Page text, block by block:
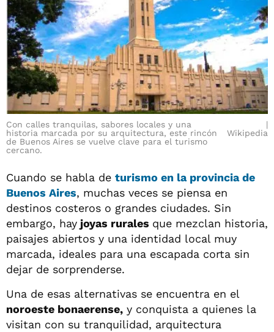
Con calles tranquilas, sabores locales y una
historia marcada por su arquitectura, este rincón
de Buenos Aires se vuelve clave para el turismo
cercano.
Wikipedia
Cuando se habla de turismo en la provincia de
Buenos Aires, muchas veces se piensa en
destinos costeros o grandes ciudades. Sin
embargo, hay joyas rurales que mezclan historia,
paisajes abiertos y una identidad local muy
marcada, ideales para una escapada corta sin
dejar de sorprenderse.
Una de esas alternativas se encuentra en el
noroeste bonaerense, y conquista a quienes la
visitan con su tranquilidad, arquitectura